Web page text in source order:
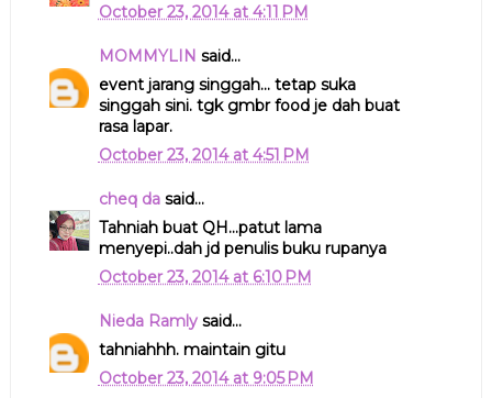
October 23, 2014 at 4:11 PM
MOMMYLIN said...
event jarang singgah... tetap suka
singgah sini. tgk gmbr food je dah buat
rasa lapar.
October 23, 2014 at 4:51 PM
cheq dasaid...
Tahniah buat QH...patut lama
menyepi..dah jd penulis buku rupanya
October 23, 2014 at 6:10 PM
Nieda Ramlysaid...
tahniahhh. maintain gitu
October 23, 2014 at 9:05 PM